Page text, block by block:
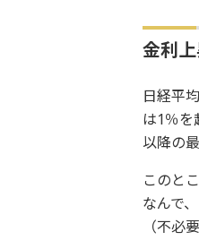
金利
日経平
は1％を
以降の
このと
なんで
（不必